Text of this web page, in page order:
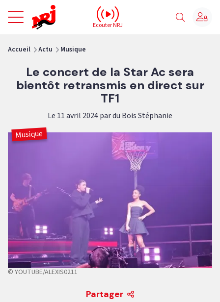
NRJ - Accueil
Ecouter NRJ
Accueil Actu Musique
Le concert de la Star Ac sera
bientôt retransmis en direct sur
TF1
Le 11 avril 2024 par du Bois Stéphanie
Musique
© YOUTUBE/ALEXIS0211
Partager